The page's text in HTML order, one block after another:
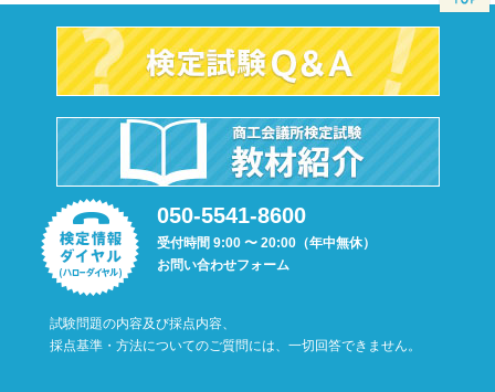
050-5541-8600
受付時間 9:00 〜 20:00（年中無休）
お問い合わせフォーム
試験問題の内容及び採点内容、
採点基準・方法についてのご質問には、一切回答できません。